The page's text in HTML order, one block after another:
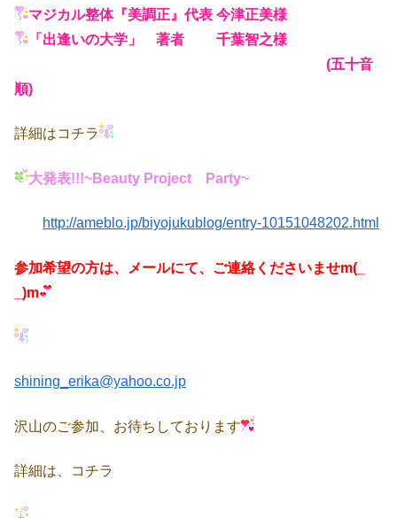
マジカル整体『美調正』代表 今津正美様
「出逢いの大学」 著者 千葉智之様
(五十音
順)
詳細はコチラ
大発表!!!~Beauty Project Party~
http://ameblo.jp/biyojukublog/entry-10151048202.html
参加希望の方は、メールにて、ご連絡くださいませm(_
_)m
shining_erika@yahoo.co.jp
沢山のご参加、お待ちしております
詳細は、コチラ